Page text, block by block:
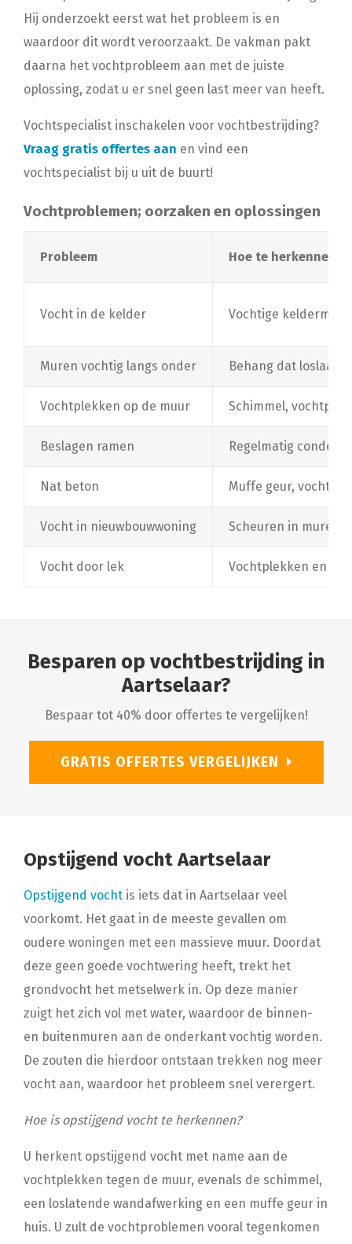
Hij onderzoekt eerst wat het probleem is en
waardoor dit wordt veroorzaakt. De vakman pakt
daarna het vochtprobleem aan met de juiste
oplossing, zodat u er snel geen last meer van heeft.
Vochtspecialist inschakelen voor vochtbestrijding?
Vraag gratis offertes aan en vind een
vochtspecialist bij u uit de buurt!
Vochtproblemen; oorzaken en oplossingen
Probleem Hoe te herkennen?
Vocht in de kelder Vochtige
Muren vochtig langs onder Behang dat loslaat,
Vochtplekken op de muur Schimmel,
Beslagen ramen Regelmatig
Nat beton Muffe geur,
Vocht in nieuwbouwwoning Scheuren in muren
Vocht door lek Vochtplekken en
Besparen op vochtbestrijding in
Aartselaar?
Bespaar tot 40% door offertes te vergelijken!
GRATIS OFFERTES VERGELIJKEN
Opstijgend vocht Aartselaar
Opstijgend vocht is iets dat in Aartselaar veel
voorkomt. Het gaat in de meeste gevallen om
oudere woningen met een massieve muur. Doordat
deze geen goede vochtwering heeft, trekt het
grondvocht het metselwerk in. Op deze manier
zuigt het zich vol met water, waardoor de binnen-
en buitenmuren aan de onderkant vochtig worden.
De zouten die hierdoor ontstaan trekken nog meer
vocht aan, waardoor het probleem snel verergert.
Hoe is opstijgend vocht te herkennen?
U herkent opstijgend vocht met name aan de
vochtplekken tegen de muur, evenals de schimmel,
een loslatende wandafwerking en een muffe geur in
huis. U zult de vochtproblemen vooral tegenkomen